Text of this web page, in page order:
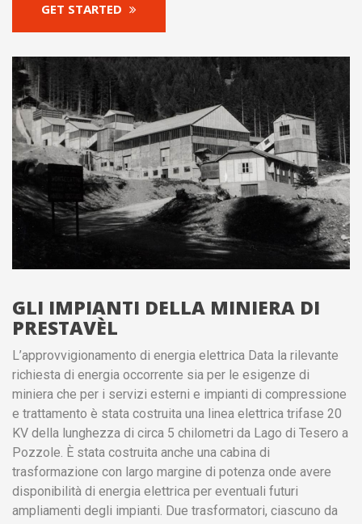
GET STARTED
GLI IMPIANTI DELLA MINIERA DI
PRESTAVÈL
L’approvvigionamento di energia elettrica Data la rilevante
richiesta di energia occorrente sia per le esigenze di
miniera che per i servizi esterni e impianti di compressione
e trattamento è stata costruita una linea elettrica trifase 20
KV della lunghezza di circa 5 chilometri da Lago di Tesero a
Pozzole. È stata costruita anche una cabina di
trasformazione con largo margine di potenza onde avere
disponibilità di energia elettrica per eventuali futuri
ampliamenti degli impianti. Due trasformatori, ciascuno da